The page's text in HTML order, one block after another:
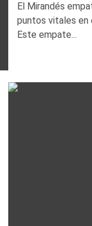
El Mirandés
puntos vitales en
Este empate...